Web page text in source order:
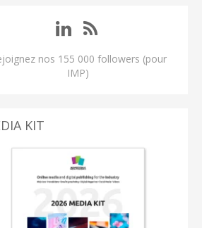
nos 155 000 followers (pour
IMP)
KIT